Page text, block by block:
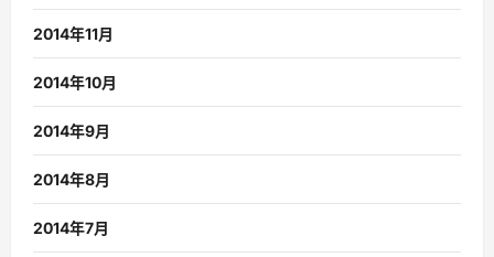
2014年11月
2014年10月
2014年9月
2014年8月
2014年7月